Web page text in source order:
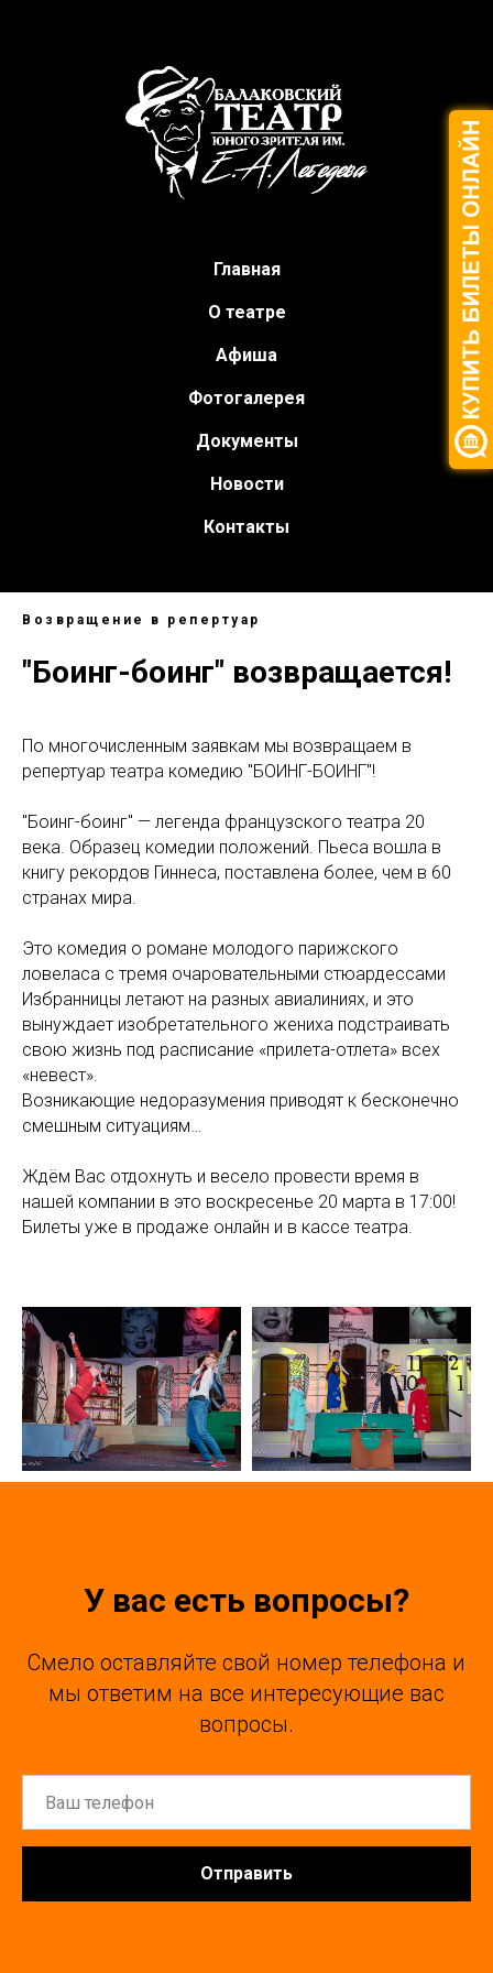
Главная
О театре
Афиша
Фотогалерея
Документы
Новости
Контакты
Возвращение в репертуар
"Боинг-боинг" возвращается!
По многочисленным заявкам мы возвращаем в
репертуар театра комедию "БОИНГ-БОИНГ"!
"Боинг-боинг" — легенда французского театра 20
века. Образец комедии положений. Пьеса вошла в
книгу рекордов Гиннеса, поставлена более, чем в 60
странах мира.
Это комедия о романе молодого парижского
ловеласа с тремя очаровательными стюардессами
Избранницы летают на разных авиалиниях, и это
вынуждает изобретательного жениха подстраивать
свою жизнь под расписание «прилета-отлета» всех
«невест».
Возникающие недоразумения приводят к бесконечно
смешным ситуациям…
Ждём Вас отдохнуть и весело провести время в
нашей компании в это воскресенье 20 марта в 17:00!
Билеты уже в продаже онлайн и в кассе театра.
У вас есть вопросы?
Смело оставляйте свой номер телефона и
мы ответим на все интересующие вас
вопросы.
Отправить